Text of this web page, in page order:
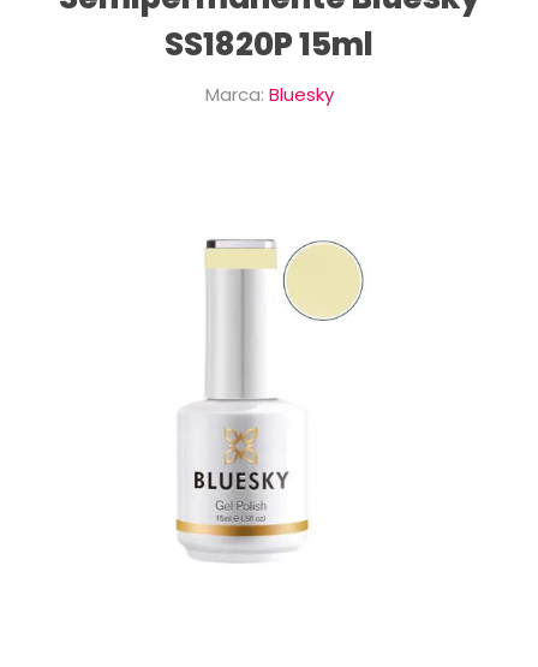
SS1820P 15ml
Marca: Bluesky